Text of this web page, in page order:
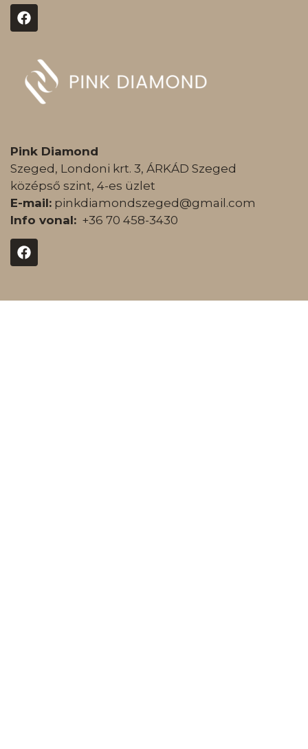
Pink Diamond
Szeged, Londoni krt. 3, ÁRKÁD Szeged
középső szint, 4-es üzlet
E-mail: pinkdiamondszeged@gmail.com
Info vonal: +36 70 458-3430